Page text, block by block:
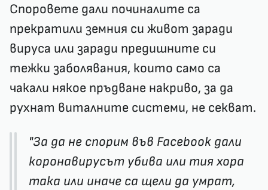
Споровете дали починалите са
прекратили земния си живот заради
вируса или заради предишните си
тежки заболявания, които само са
чакали някое пръдване накриво, за да
рухнат виталните системи, не секват.
"За да не спорим във Facebook дали
коронавирусът убива или тия хора
така или иначе са щели да умрат,